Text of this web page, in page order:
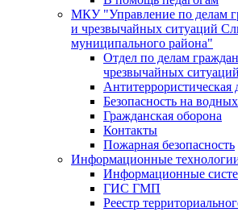
МКУ "Управление по делам
и чрезвычайных ситуаций
муниципального района"
Отдел по делам
чрезвычайных ситуаций
Антитеррористическая
Безопасность на
Гражданская оборона
Контакты
Пожарная безопасность
Информационные
Информационные
ГИС ГМП
Реестр